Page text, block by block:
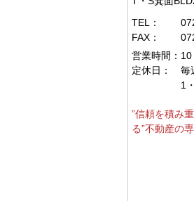
TEL：
FAX：
営業時間：
定休日：
毎
1
”信頼を積み
る”不動産の